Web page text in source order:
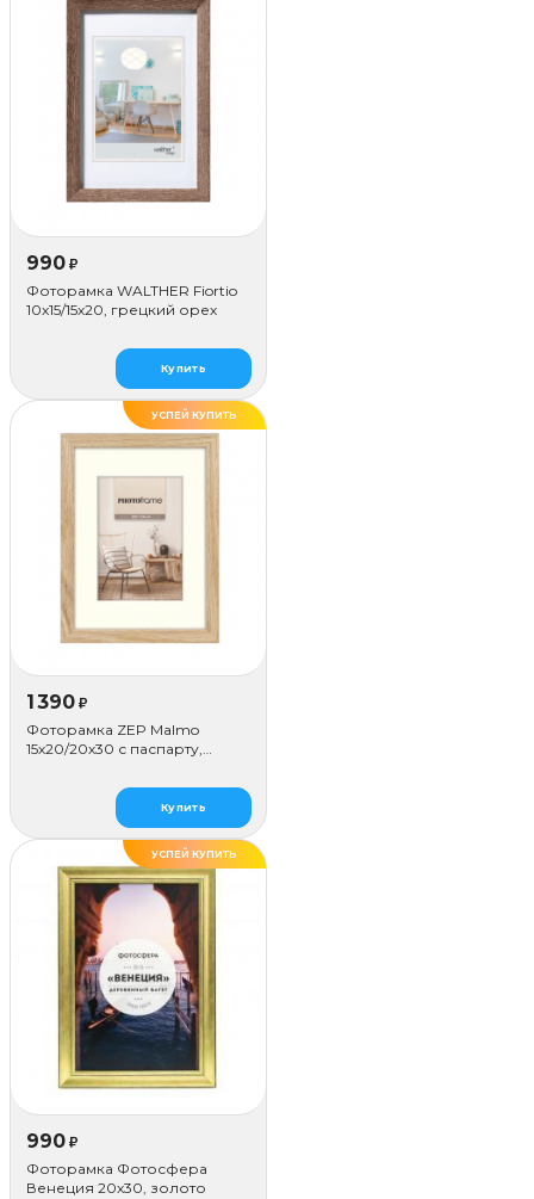
990 ₽
Фоторамка WALTHER Fiortio
10x15/15х20, грецкий орех
Купить
УСПЕЙ КУПИТЬ
1 390 ₽
Фоторамка ZEP Malmo
15х20/20х30 с паспарту,
Купить
УСПЕЙ КУПИТЬ
ДЕЛАЕМ САМИ
990 ₽
Фоторамка Фотосфера
Венеция 20x30, золото